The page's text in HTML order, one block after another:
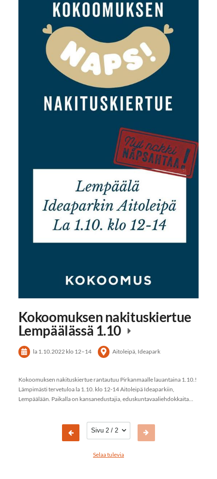
Kokoomuksen nakituskiertue
Lempäälässä 1.10
la 1.10.2022 klo 12–14 Aitoleipä, Ideapark
Kokoomuksen nakituskiertue rantautuu Pirkanmaalle lauantaina 1.10.!
Lämpimästi tervetuloa la 1.10. klo 12-14 Aitoleipä Ideaparkiin,
Lempäälään. Paikalla on kansanedustajia, eduskuntavaaliehdokkaita…
Sivun valinta
Selaa tulevia